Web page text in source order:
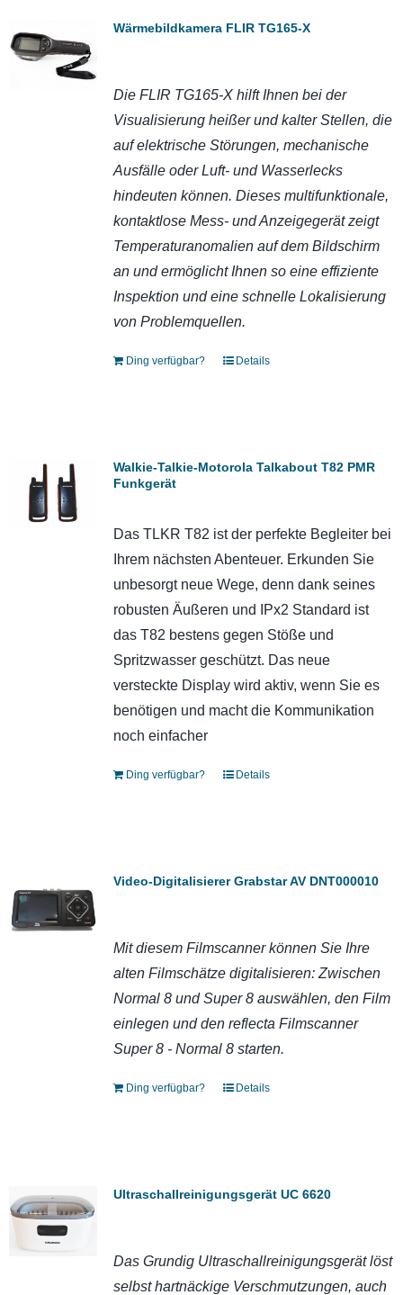
Wärmebildkamera FLIR TG165-X
Die FLIR TG165-X hilft Ihnen bei der
Visualisierung heißer und kalter Stellen, die
auf elektrische Störungen, mechanische
Ausfälle oder Luft- und Wasserlecks
hindeuten können. Dieses multifunktionale,
kontaktlose Mess- und Anzeigegerät zeigt
Temperaturanomalien auf dem Bildschirm
an und ermöglicht Ihnen so eine effiziente
Inspektion und eine schnelle Lokalisierung
von Problemquellen.
Ding verfügbar? Details
Walkie-Talkie-Motorola Talkabout T82 PMR
Funkgerät
Das TLKR T82 ist der perfekte Begleiter bei
Ihrem nächsten Abenteuer. Erkunden Sie
unbesorgt neue Wege, denn dank seines
robusten Äußeren und IPx2 Standard ist
das T82 bestens gegen Stöße und
Spritzwasser geschützt. Das neue
versteckte Display wird aktiv, wenn Sie es
benötigen und macht die Kommunikation
noch einfacher
Ding verfügbar? Details
Video-Digitalisierer Grabstar AV DNT000010
Mit diesem Filmscanner können Sie Ihre
alten Filmschätze digitalisieren: Zwischen
Normal 8 und Super 8 auswählen, den Film
einlegen und den reflecta Filmscanner
Super 8 - Normal 8 starten.
Ding verfügbar? Details
Ultraschallreinigungsgerät UC 6620
Das Grundig Ultraschallreinigungsgerät löst
selbst hartnäckige Verschmutzungen, auch